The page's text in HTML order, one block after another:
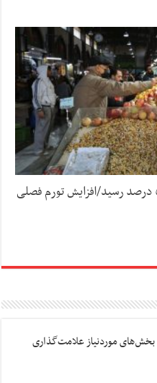
تورم نقطه‌به‌نقطه خدمات به ۵۸ درصد رسید/افزایش تورم فصلی
بخش‌های موردنیاز علامت‌گذاری